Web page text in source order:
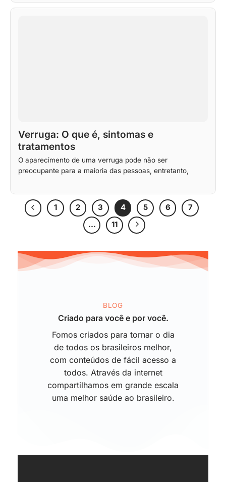
Verruga: O que é, sintomas e
tratamentos
O aparecimento de uma verruga pode não ser
preocupante para a maioria das pessoas, entretanto,
1 2 3 4 5 6
7
…
11
BLOG
Criado para você e por você.
Fomos criados para tornar o dia
de todos os brasileiros melhor,
com conteúdos de fácil acesso a
todos. Através da internet
compartilhamos em grande escala
uma melhor saúde ao brasileiro.